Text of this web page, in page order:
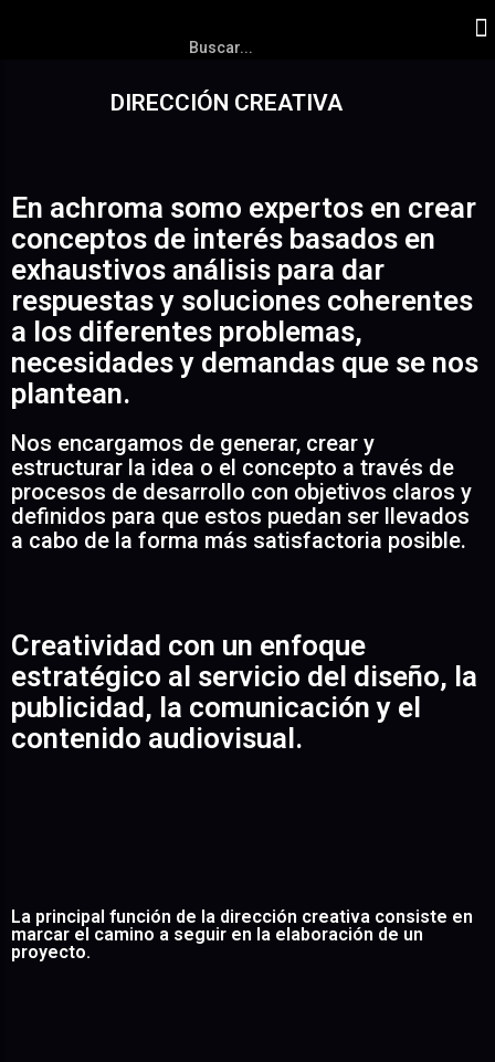
DIRECCIÓN CREATIVA
En achroma somo expertos en crear
conceptos de interés basados en
exhaustivos análisis para dar
respuestas y soluciones coherentes
a los diferentes problemas,
necesidades y demandas que se nos
plantean.
Nos encargamos de generar, crear y
estructurar la idea o el concepto a través de
procesos de desarrollo con objetivos claros y
definidos para que estos puedan ser llevados
a cabo de la forma más satisfactoria posible.
Creatividad con un enfoque
estratégico al servicio del diseño, la
publicidad, la comunicación y el
contenido audiovisual.
La principal función de la dirección creativa consiste en
marcar el camino a seguir en la elaboración de un
proyecto.